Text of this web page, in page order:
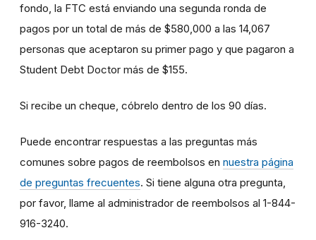
fondo, la FTC está enviando una segunda ronda de
pagos por un total de más de $580,000 a las 14,067
personas que aceptaron su primer pago y que pagaron a
Student Debt Doctor más de $155.
Si recibe un cheque, cóbrelo dentro de los 90 días.
Puede encontrar respuestas a las preguntas más
comunes sobre pagos de reembolsos en nuestra página
de preguntas frecuentes. Si tiene alguna otra pregunta,
por favor, llame al administrador de reembolsos al 1-844-
916-3240.